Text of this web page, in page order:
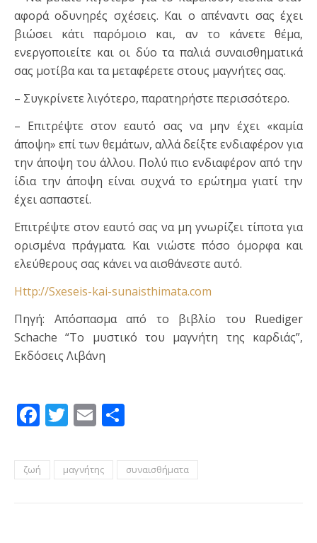
αφορά οδυ­νηρές σχέσεις. Και ο απέναντι σας έχει
βιώσει κάτι παρόμοιο και, αν το κάνετε θέμα,
ενεργοποιείτε και οι δύο τα παλιά συ­ναισθηματικά
σας μοτίβα και τα μεταφέρετε στους μαγνήτες σας.
– Συγκρίνετε λιγότερο, παρατηρήστε περισσότερο.
– Επιτρέψτε στον εαυτό σας να μην έχει «καμία
άποψη» επί των θεμάτων, αλλά δείξτε ενδιαφέρον για
την άποψη του άλλου. Πολύ πιο ενδιαφέρον από την
ίδια την άποψη είναι συχνά το ερώτημα γιατί την
έχει ασπαστεί.
Επιτρέψτε στον εαυτό σας να μη γνωρίζει τίποτα για
ορισμέ­να πράγματα. Και νιώστε πόσο όμορφα και
ελεύθερους σας κάνει να αισθάνεστε αυτό.
Http://Sxeseis-kai-sunaisthimata.com
Πηγή: Απόσπασμα από το βιβλίο του Ruediger
Schache “Το μυστικό του μαγνήτη της καρδιάς”,
Εκδόσεις Λιβάνη
Facebook
Twitter
Email
ζωή μαγνήτης συναισθήματα